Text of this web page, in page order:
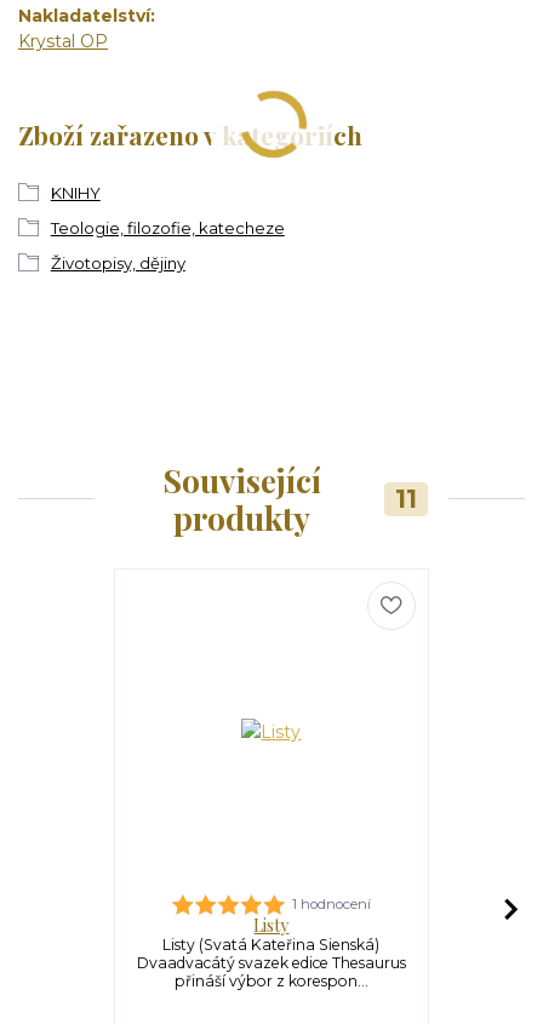
Nakladatelství
Krystal OP
Zboží zařazeno v kategoriích
KNIHY
Teologie, filozofie, katecheze
Životopisy, dějiny
Související
produkty
11
1 hodnocení
Listy
Listy (Svatá Kateřina Sienská)
Dvaadvacátý svazek edice Thesaurus
přináší výbor z korespon...